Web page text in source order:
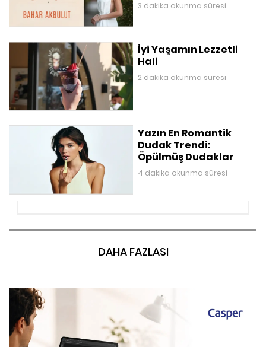
3 dakika okunma süresi
İyi Yaşamın Lezzetli
Hali
2 dakika okunma süresi
Yazın En Romantik
Dudak Trendi:
Öpülmüş Dudaklar
4 dakika okunma süresi
DAHA FAZLASI